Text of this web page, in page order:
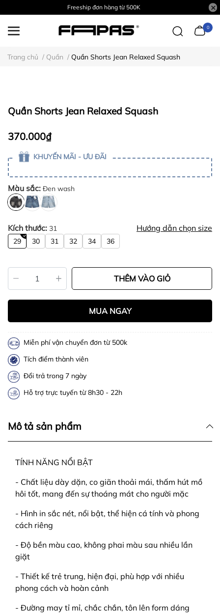
Freeship đơn hàng từ 500K
0
Trang chủ / Quần / Quần Shorts Jean Relaxed Squash
Quần Shorts Jean Relaxed Squash
370.000₫
KHUYẾN MÃI - ƯU ĐÃI
Màu sắc: Đen wash
Kích thước: 31 Hướng dẫn chọn size
29 30 31 32 34 36
THÊM VÀO GIỎ
MUA NGAY
Miễn phí vận chuyển đơn từ 500k
Tích điểm thành viên
Đổi trả trong 7 ngày
Hỗ trợ trực tuyến từ 8h30 - 22h
Mô tả sản phẩm
TÍNH NĂNG NỔI BẬT
- Chất liệu dày dặn, co giãn thoải mái, thấm hút mồ
hôi tốt, mang đến sự thoáng mát cho người mặc
- Hình in sắc nét, nổi bật, thể hiện cá tính và phong
cách riêng
- Độ bền màu cao, không phai màu sau nhiều lần
giặt
- Thiết kế trẻ trung, hiện đại, phù hợp với nhiều
phong cách và hoàn cảnh
- Đường may tỉ mỉ, chắc chắn, tôn lên form dáng